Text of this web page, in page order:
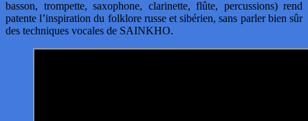
basson, trompette, saxophone, clarinette, flûte, percussions) rend
patente l’inspiration du folklore russe et sibérien, sans parler bien sûr
des techniques vocales de SAINKHO.